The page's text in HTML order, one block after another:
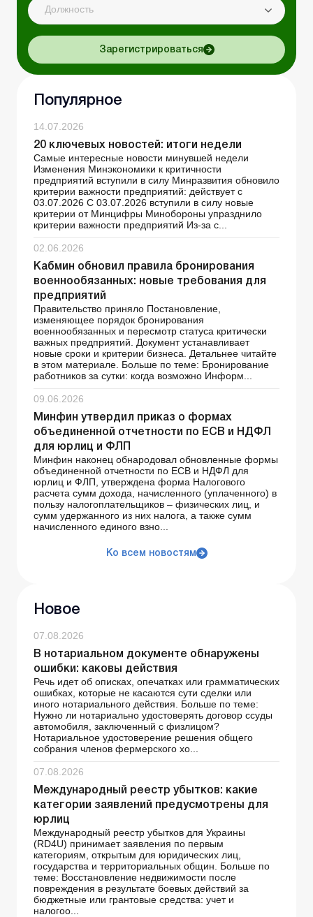
Должность
Зарегистрироваться
Популярное
14.07.2026
20 ключевых новостей: итоги недели
Самые интересные новости минувшей недели
Изменения Минэкономики к критичности
предприятий вступили в силу Минразвития обновило
критерии важности предприятий: действует с
03.07.2026 С 03.07.2026 вступили в силу новые
критерии от Минцифры Минобороны упразднило
критерии важности предприятий Из-за с...
02.06.2026
Кабмин обновил правила бронирования
военнообязанных: новые требования для
предприятий
Правительство приняло Постановление,
изменяющее порядок бронирования
военнообязанных и пересмотр статуса критически
важных предприятий. Документ устанавливает
новые сроки и критерии бизнеса. Детальнее читайте
в этом материале. Больше по теме: Бронирование
работников за сутки: когда возможно Информ...
09.06.2026
Минфин утвердил приказ о формах
объединенной отчетности по ЕСВ и НДФЛ
для юрлиц и ФЛП
Минфин наконец обнародовал обновленные формы
объединенной отчетности по ЕСВ и НДФЛ для
юрлиц и ФЛП, утверждена форма Налогового
расчета сумм дохода, начисленного (уплаченного) в
пользу налогоплательщиков – физических лиц, и
сумм удержанного из них налога, а также сумм
начисленного единого взно...
Ко всем новостям
Новое
07.08.2026
В нотариальном документе обнаружены
ошибки: каковы действия
Речь идет об описках, опечатках или грамматических
ошибках, которые не касаются сути сделки или
иного нотариального действия. Больше по теме:
Нужно ли нотариально удостоверять договор ссуды
автомобиля, заключенный с физлицом?
Нотариальное удостоверение решения общего
собрания членов фермерского хо...
07.08.2026
Международный реестр убытков: какие
категории заявлений предусмотрены для
юрлиц
Международный реестр убытков для Украины
(RD4U) принимает заявления по первым
категориям, открытым для юридических лиц,
государства и территориальных общин. Больше по
теме: Восстановление недвижимости после
повреждения в результате боевых действий за
бюджетные или грантовые средства: учет и
налогоо...